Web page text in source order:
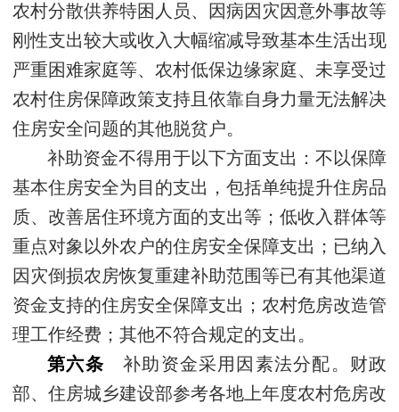
农村分散供养特困人员、因病因灾因意外事故等
刚性支出较大或收入大幅缩减导致基本生活出现
严重困难家庭等、农村低保边缘家庭、未享受过
农村住房保障政策支持且依靠自身力量无法解决
住房安全问题的其他脱贫户。
补助资金不得用于以下方面支出：不以保障
基本住房安全为目的支出，包括单纯提升住房品
质、改善居住环境方面的支出等；低收入群体等
重点对象以外农户的住房安全保障支出；已纳入
因灾倒损农房恢复重建补助范围等已有其他渠道
资金支持的住房安全保障支出；农村危房改造管
理工作经费；其他不符合规定的支出。
第六条 补助资金采用因素法分配。财政
部、住房城乡建设部参考各地上年度农村危房改